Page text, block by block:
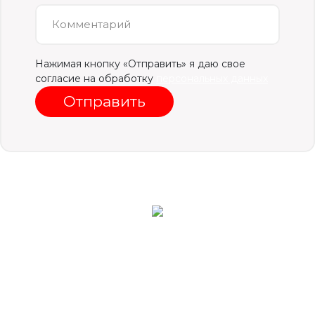
Комментарий
Нажимая кнопку «Отправить» я даю свое
согласие на обработку
Отправить